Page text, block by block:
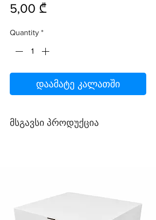
5,00 ₾
Quantity *
დაამატე კალათში
მსგავსი პროდუქცია